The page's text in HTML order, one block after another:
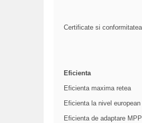
Certificate si
Eficienta
Eficienta maxima retea
Eficienta la nivel european
Eficienta de adaptare MPP